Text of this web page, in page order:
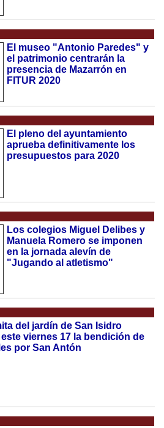
El museo "Antonio Paredes" y
el patrimonio centrarán la
presencia de Mazarrón en
FITUR 2020
El pleno del ayuntamiento
aprueba definitivamente los
presupuestos para 2020
Los colegios Miguel Delibes y
Manuela Romero se imponen
en la jornada alevín de
"Jugando al atletismo"
del jardín de San Isidro
viernes 17 la bendición de
por San Antón